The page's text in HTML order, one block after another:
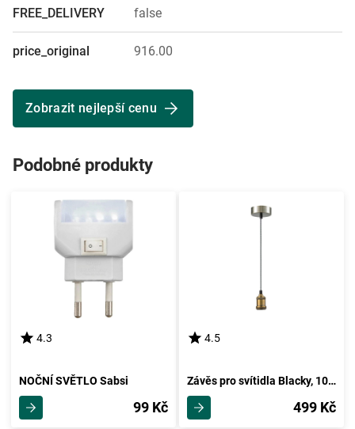
FREE_DELIVERY false
price_original 916.00
Zobrazit nejlepší cenu
Podobné produkty
4.3
NOČNÍ SVĚTLO Sabsi
99 Kč
4.5
Závěs pro svítidla Blacky, 100cm
499 Kč